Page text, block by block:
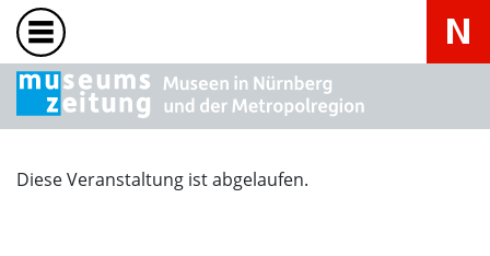
Diese Veranstaltung ist abgelaufen.